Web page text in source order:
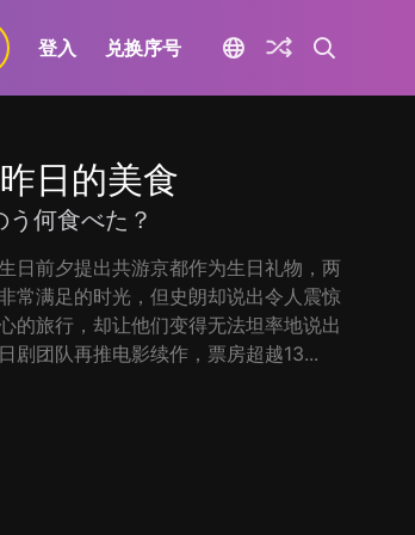
登入 兑换序号
日的美食
何食べた？
日前夕提出共游京都作为生日礼物，两
常满足的时光，但史朗却说出令人震惊
的旅行，却让他们变得无法坦率地说出
团队再推电影续作，票房超越13...